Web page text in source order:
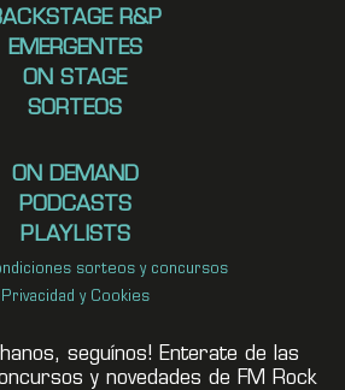
R&P
EMERGENTES
ON STAGE
SORTEOS
ON DEMAND
PODCASTS
PLAYLISTS
sorteos y concursos
Privacidad y Cookies
seguínos! Enterate de las
y novedades de FM Rock